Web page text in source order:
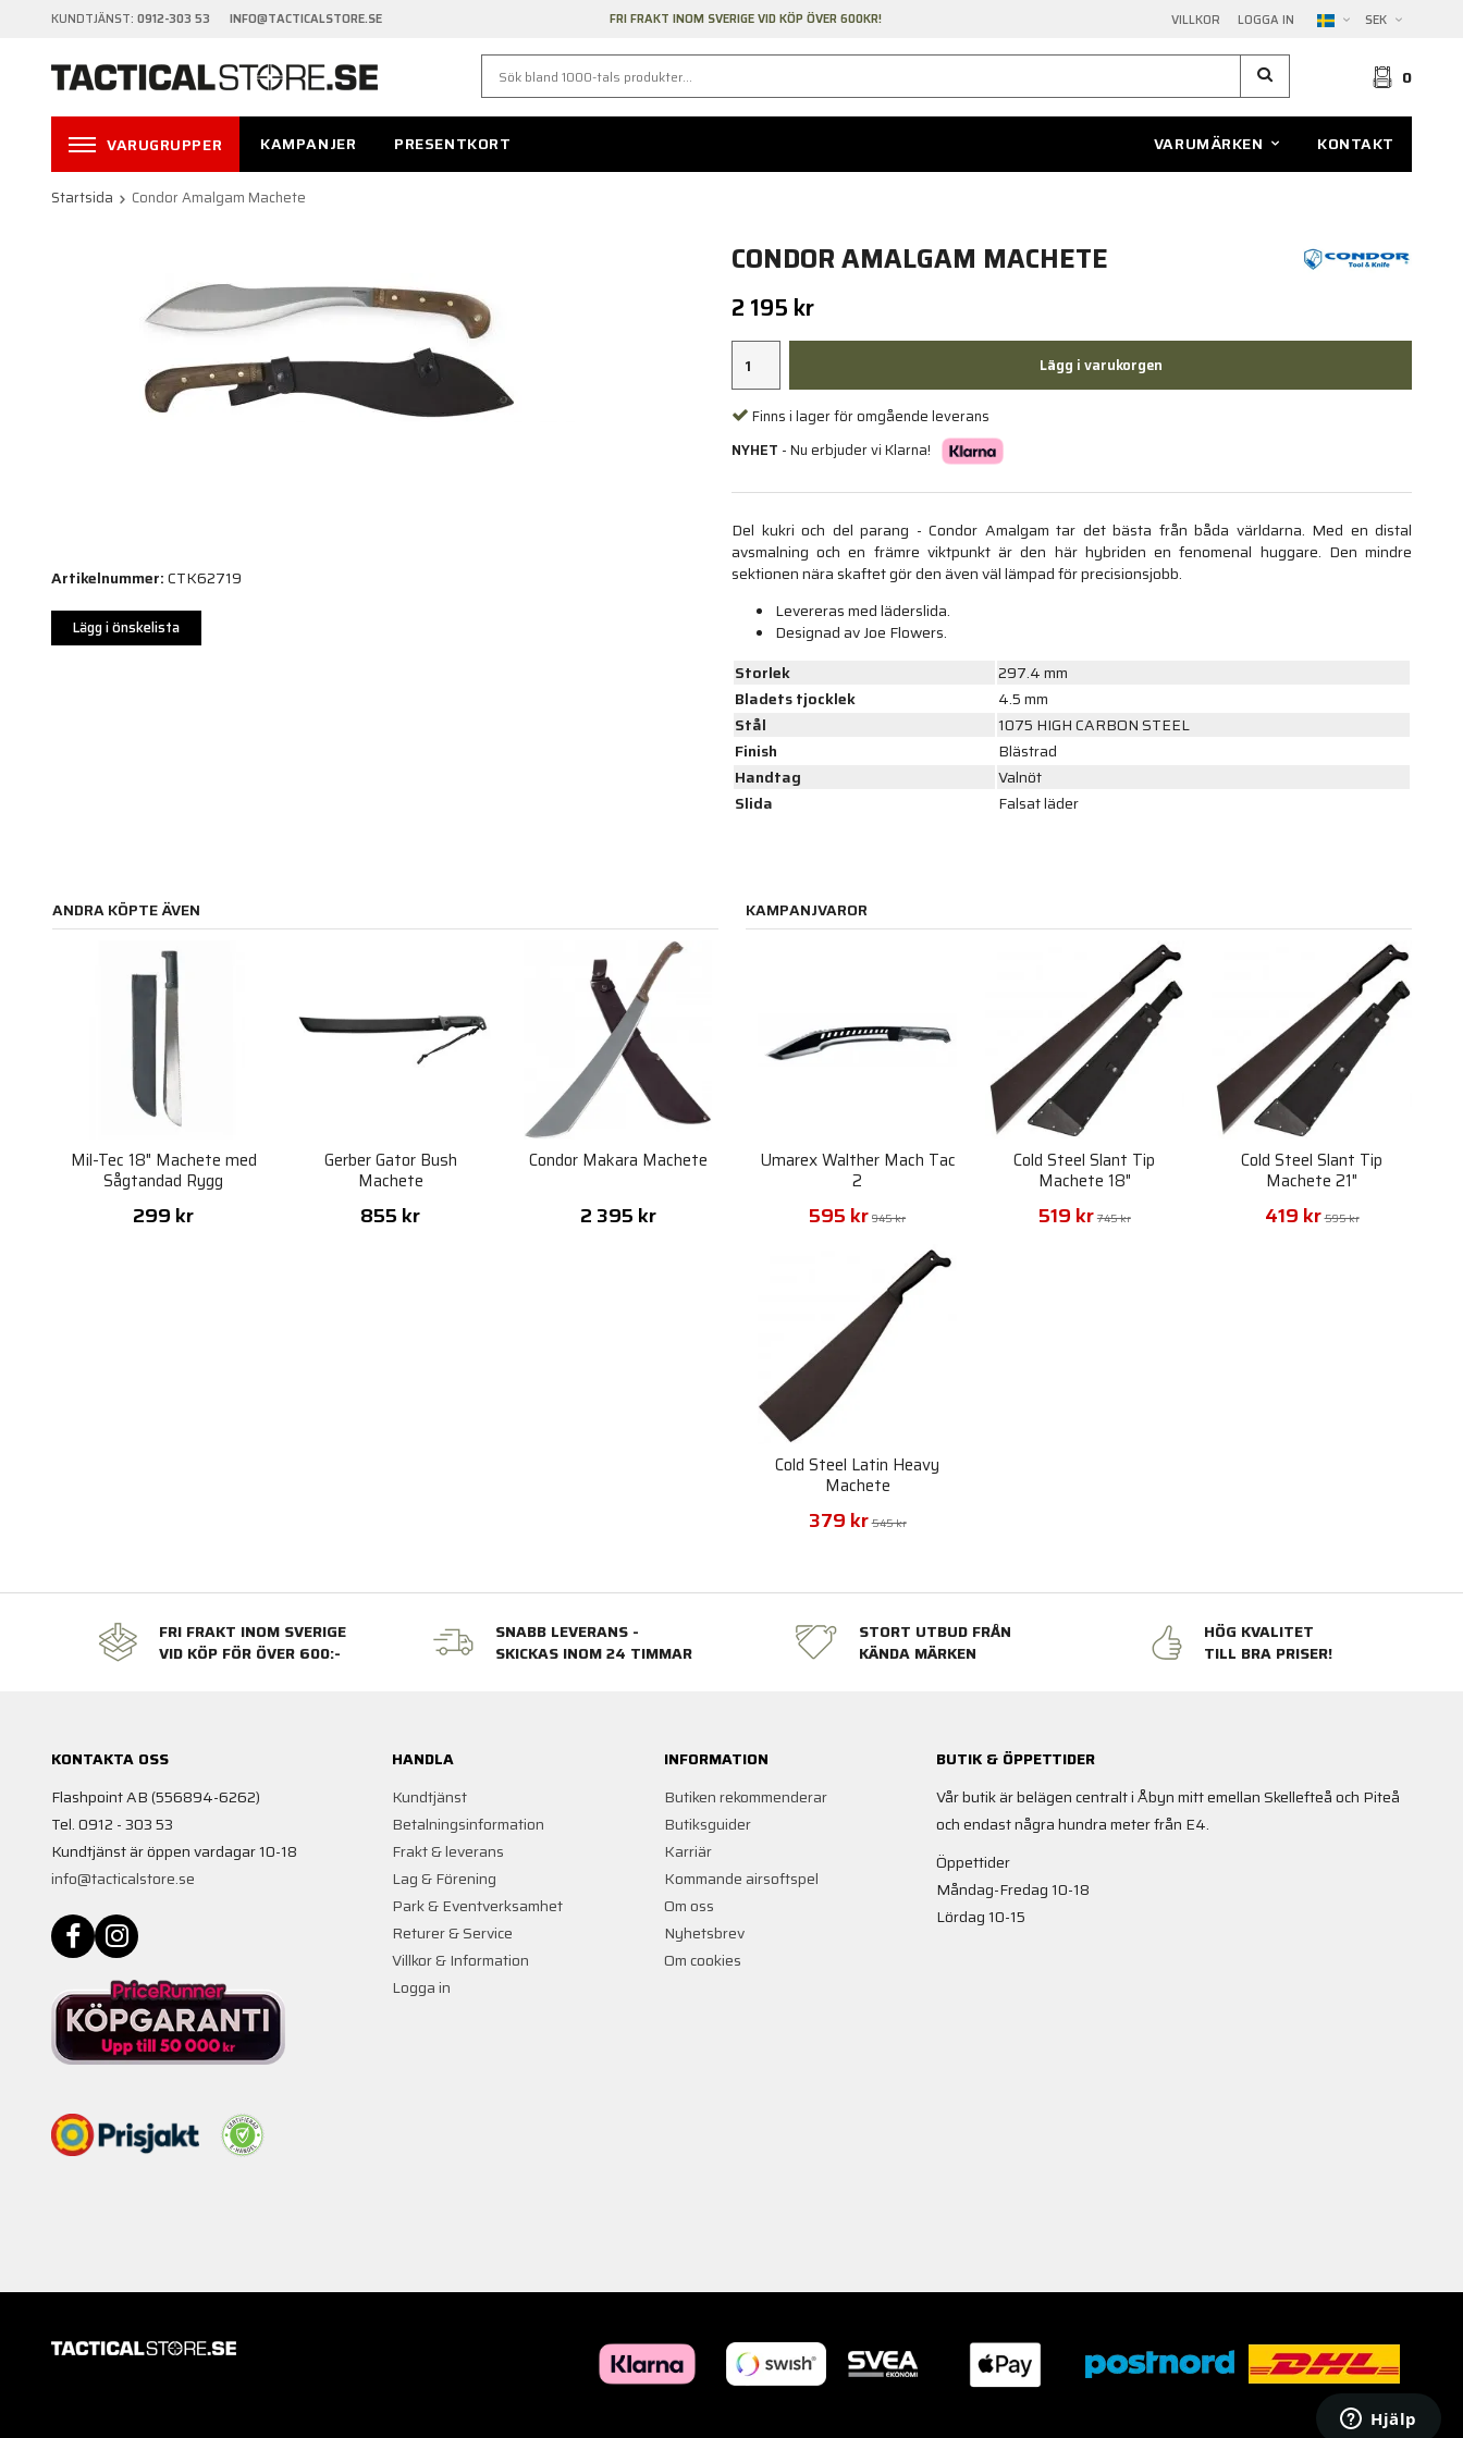
KUNDTJÄNST: 0912-303 53 INFO@TACTICALSTORE.SE VILLKOR LOGGA IN SEK
FRI FRAKT INOM SVERIGE VID KÖP ÖVER 600KR!
0
VARUGRUPPER KAMPANJER PRESENTKORT VARUMÄRKEN KONTAKT
Startsida Condor Amalgam Machete
CONDOR AMALGAM MACHETE
2 195 kr
Lägg i varukorgen
Finns i lager för omgående leverans
NYHET - Nu erbjuder vi Klarna!
Del kukri och del parang - Condor Amalgam tar det bästa från båda världarna. Med en distal
avsmalning och en främre viktpunkt är den här hybriden en fenomenal huggare. Den mindre
sektionen nära skaftet gör den även väl lämpad för precisionsjobb.
Levereras med läderslida.
Designad av Joe Flowers.
Storlek
297.4 mm
Bladets tjocklek
4.5 mm
Stål
1075 HIGH CARBON STEEL
Finish
Blästrad
Handtag
Valnöt
Slida
Falsat läder
Artikelnummer:CTK62719
Lägg i önskelista
ANDRA KÖPTE ÄVEN
Mil-Tec 18" Machete med
Sågtandad Rygg
299 kr
Gerber Gator Bush
Machete
855 kr
Condor Makara Machete
2 395 kr
KAMPANJVAROR
Umarex Walther Mach Tac
2
595 kr 945 kr
Cold Steel Slant Tip
Machete 18"
519 kr 745 kr
Cold Steel Slant Tip
Machete 21"
419 kr 595 kr
Cold Steel Latin Heavy
Machete
379 kr 545 kr
FRI FRAKT INOM SVERIGE
VID KÖP FÖR ÖVER 600:-
SNABB LEVERANS -
SKICKAS INOM 24 TIMMAR
STORT UTBUD FRÅN
KÄNDA MÄRKEN
HÖG KVALITET
TILL BRA PRISER!
KONTAKTA OSS
Flashpoint AB (556894-6262)
Tel. 0912 - 303 53
Kundtjänst är öppen vardagar 10-18
info@tacticalstore.se
HANDLA
Kundtjänst
Betalningsinformation
Frakt & leverans
Lag & Förening
Park & Eventverksamhet
Returer & Service
Villkor & Information
Logga in
INFORMATION
Butiken rekommenderar
Butiksguider
Karriär
Kommande airsoftspel
Om oss
Nyhetsbrev
Om cookies
BUTIK & ÖPPETTIDER
Vår butik är belägen centralt i Åbyn mitt emellan Skellefteå och Piteå
och endast några hundra meter från E4.
Öppettider
Måndag-Fredag 10-18
Lördag 10-15